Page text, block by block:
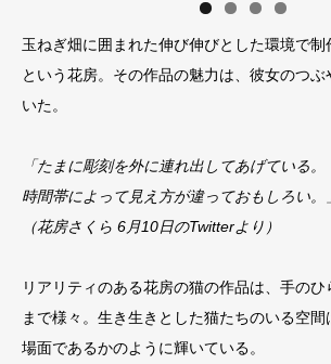
玉ねぎ畑に囲まれた伸び伸びとした環境で制
という花房。その作品の魅力は、彼女のつ
いた。
「たまに彫刻を外に連れ出してあげている
時間帯によって見え方が違っておもしろい。
（花房さくら 6月10日のTwitterより）
リアリティのある花房の猫の作品は、手の
まで様々。生き生きとした猫たちのいる空
場面であるかのように輝いている。